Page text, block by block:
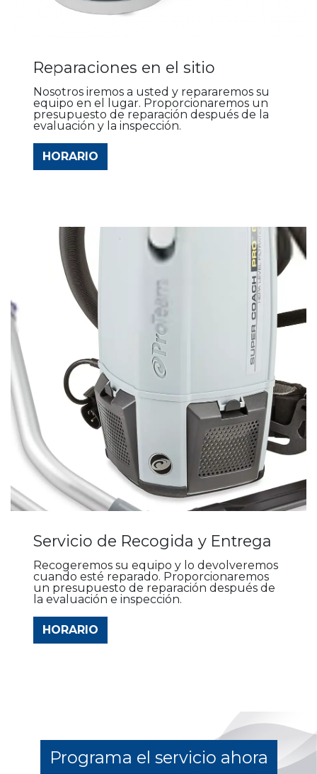
Reparaciones en el sitio
Nosotros iremos a usted y repararemos su
equipo en el lugar. Proporcionaremos un
presupuesto de reparación después de la
evaluación y la inspección.
HORARIO
Servicio de Recogida y Entrega
Recogeremos su equipo y lo devolveremos
cuando esté reparado. Proporcionaremos
un presupuesto de reparación después de
la evaluación e inspección.
HORARIO
Programa el servicio ahora